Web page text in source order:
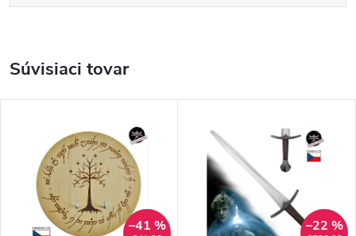
Súvisiaci tovar
–41 % –22 %